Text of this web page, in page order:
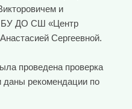
и
ДО СШ «Центр
Сергеевной.
проведена проверка
даны рекомендации по